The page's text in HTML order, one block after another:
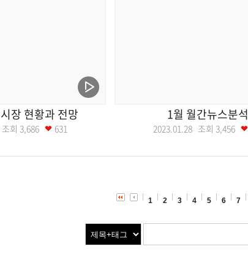
장 현황과 전망
회 3,686 631
1월 월간뉴스분석
2023.01.28 조회 3,456
1 2 3 4 5 6 7